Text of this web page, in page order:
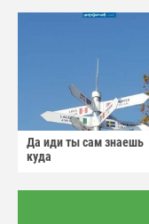
Да иди ты сам знаешь
куда